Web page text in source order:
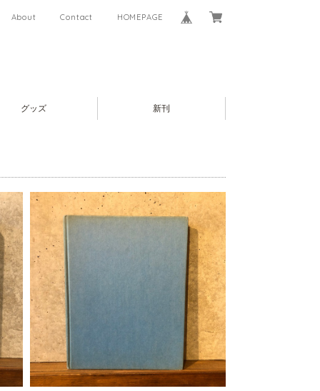
About Contact HOMEPAGE
グッズ 新刊